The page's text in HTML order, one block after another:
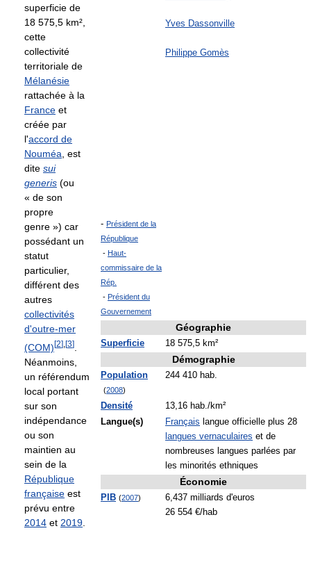
- Président de la
République
- Haut-
commissaire de la
Rép.
- Président du
Gouvernement
Yves Dassonville
Philippe Gomès
Géographie
Superficie 18 575,5 km²
Démographie
Population
(2008)
244 410 hab.
Densité
13,16 hab./km²
Langue(s)
Français langue officielle plus 28
langues vernaculaires et de
nombreuses langues parlées par
les minorités ethniques
Économie
PIB (2007)
6,437 milliards d'euros
26 554 €/hab
superficie de
18 575,5 km²,
cette
collectivité
territoriale de
Mélanésie
rattachée à la
France et
créée par
l'accord de
Nouméa , est
dite sui
generis (ou
« de son
propre
genre ») car
possédant un
statut
particulier,
différent des
autres
collectivités
d'outre-mer
(COM)[2] [3]
Néanmoins,
un référendum
local portant
sur son
indépendance
ou son
maintien au
sein de la
République
française est
prévu entre
2014 et 2019